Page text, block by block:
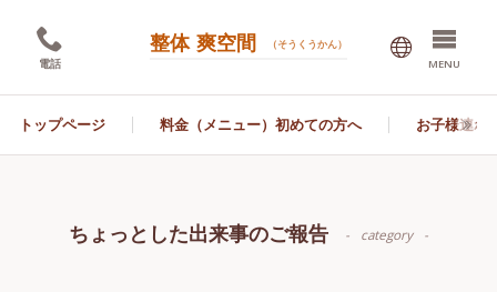
整体 爽空間 （そうくうかん）
電話 MENU
トップページ 料金（メニュー）初めての方へ お子様連れ
ちょっとした出来事のご報告 category